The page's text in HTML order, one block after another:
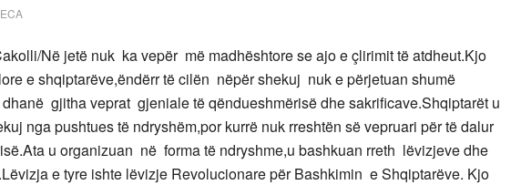
Në jetë nuk ka vepër më madhështore se ajo e çlirimit të atdheut.Kjo
e shqiptarëve,ëndërr të cilën nëpër shekuj nuk e përjetuan shumë
gjitha veprat gjeniale të qëndueshmërisë dhe sakrificave.Shqiptarët u
nga pushtues të ndryshëm,por kurrë nuk rreshtën së vepruari për të dalur
u organizuan në forma të ndryshme,u bashkuan rreth lëvizjeve dhe
e tyre ishte lëvizje Revolucionare për Bashkimin e Shqiptarëve. Kjo